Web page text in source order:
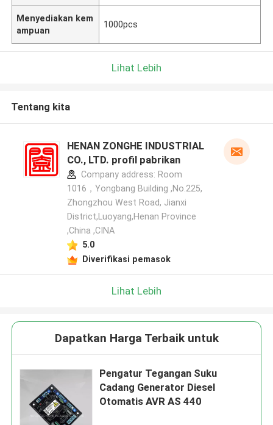
Menyediakan kem
ampuan
1000pcs
Lihat Lebih
Tentang kita
HENAN ZONGHE INDUSTRIAL
CO., LTD. profil pabrikan
Company address: Room
1016，Yongbang Building ,No.225,
Zhongzhou West Road, Jianxi
District,Luoyang,Henan Province
,China ,CINA
5.0
Diverifikasi pemasok
Lihat Lebih
Dapatkan Harga Terbaik untuk
Pengatur Tegangan Suku
Cadang Generator Diesel
Otomatis AVR AS 440